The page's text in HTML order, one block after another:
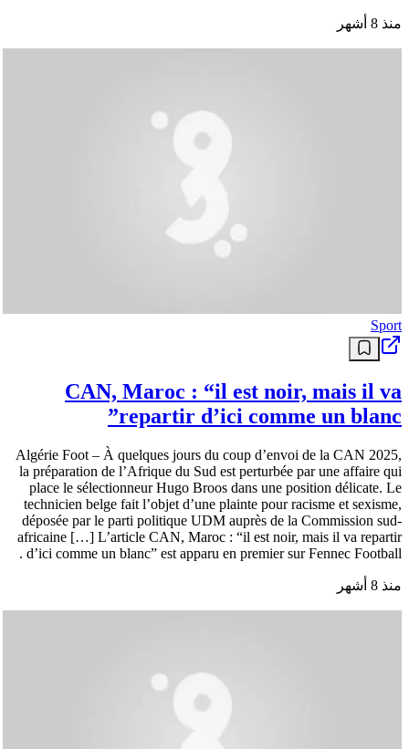
منذ 8 أشهر
Sport
CAN, Maroc : “il est noir, mais il va
repartir d’ici comme un blanc”
Algérie Foot – À quelques jours du coup d’envoi de la CAN 2025,
la préparation de l’Afrique du Sud est perturbée par une affaire qui
place le sélectionneur Hugo Broos dans une position délicate. Le
technicien belge fait l’objet d’une plainte pour racisme et sexisme,
déposée par le parti politique UDM auprès de la Commission sud-
africaine […] L’article CAN, Maroc : “il est noir, mais il va repartir
d’ici comme un blanc” est apparu en premier sur Fennec Football .
منذ 8 أشهر